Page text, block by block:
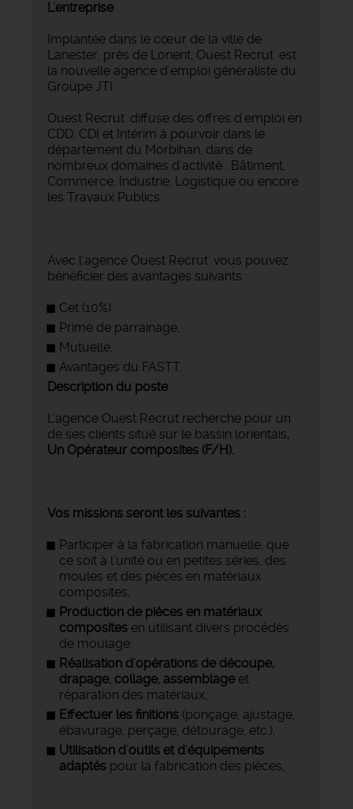
L'entreprise
Implantée dans le cœur de la ville de
Lanester, près de Lorient, Ouest Recrut' est
la nouvelle agence d'emploi généraliste du
Groupe JTI.
Ouest Recrut' diffuse des offres d'emploi en
CDD, CDI et Intérim à pourvoir dans le
département du Morbihan, dans de
nombreux domaines d'activité : Bâtiment,
Commerce, Industrie, Logistique ou encore
les Travaux Publics.
Avec l'agence Ouest Recrut' vous pouvez
bénéficier des avantages suivants :
Cet (10%),
Prime de parrainage,
Mutuelle,
Avantages du FASTT.
Description du poste
L'agence Ouest Recrut recherche pour un
de ses clients situé sur le bassin lorientais,
Un Opérateur composites (F/H).
Vos missions seront les suivantes :
Participer à la fabrication manuelle, que
ce soit à l'unité ou en petites séries, des
moules et des pièces en matériaux
composites,
Production de pièces en matériaux
composites en utilisant divers procédés
de moulage,
Réalisation d'opérations de découpe,
drapage, collage, assemblageet
réparation des matériaux,
Effectuer les finitions (ponçage, ajustage,
ébavurage, perçage, détourage, etc.),
Utilisation d'outils et d'équipements
adaptés pour la fabrication des pièces,